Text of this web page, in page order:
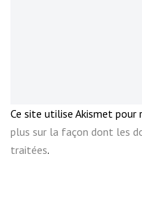
Ce site utilise Akismet pour
plus sur la façon dont les
traitées.